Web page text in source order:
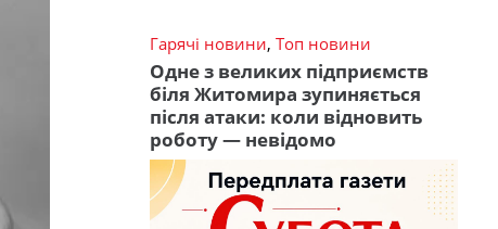
Гарячі новини, Топ новини
Одне з великих підприємств
біля Житомира зупиняється
після атаки: коли відновить
роботу — невідомо